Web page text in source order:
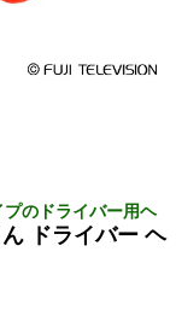
のドライバー用ヘ
ドライバー ヘ